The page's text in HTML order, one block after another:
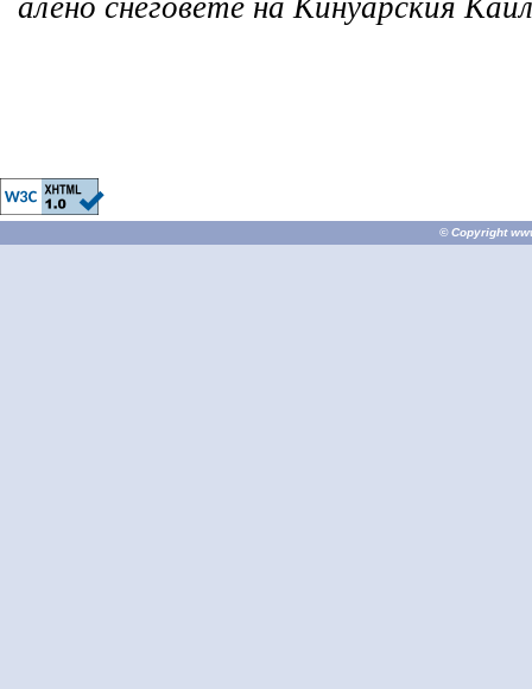
алено снеговете на Кинуарския
© Copyright